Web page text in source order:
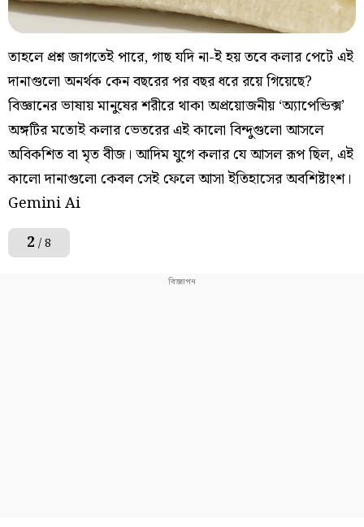
তাহলে প্রশ্ন জাগতেই পারে, গাছ যদি না-ই হয় তবে কলার পেটে এই
দানাগুলো অনর্থক কেন বছরের পর বছর ধরে রয়ে গিয়েছে?
বিজ্ঞানের ভাষায় মানুষের শরীরে থাকা অপ্রয়োজনীয় ‘অ্যাপেন্ডিক্স’
অঙ্গটির মতোই কলার ভেতরের এই কালো বিন্দুগুলো আসলে
অবিকশিত বা মৃত বীজ। আদিম যুগে কলার যে আসল রূপ ছিল, এই
কালো দানাগুলো কেবল সেই ফেলে আসা ইতিহাসের অবশিষ্টাংশ।
Gemini Ai
2 / 8